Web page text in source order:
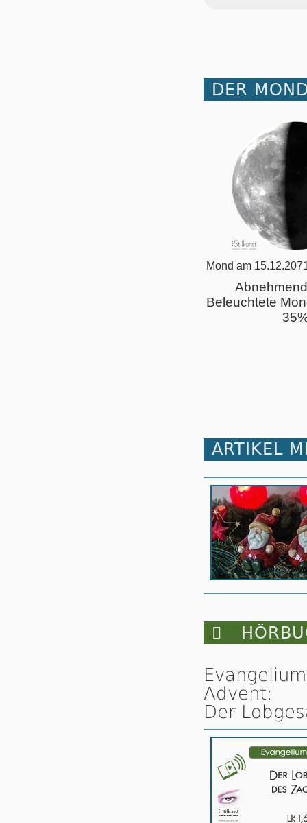
DER
Mond am
Beleuchtete
ARTIKEL

Advent:
Der